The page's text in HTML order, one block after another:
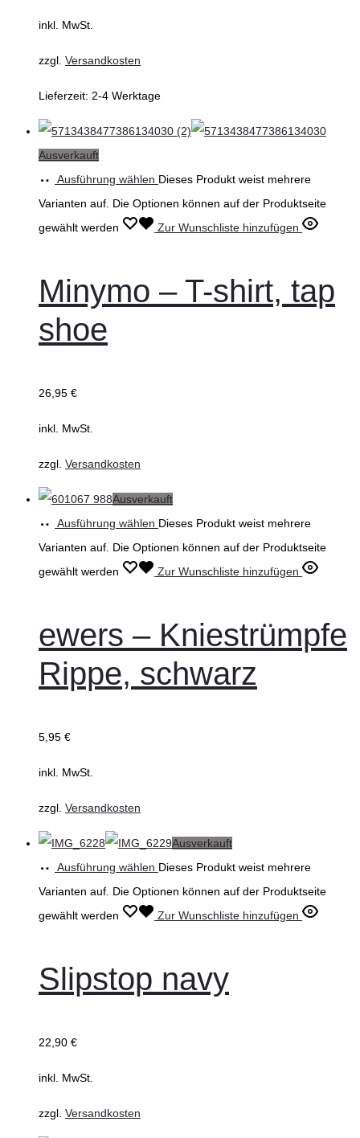
inkl. MwSt.
zzgl. Versandkosten
Lieferzeit: 2-4 Werktage
Ausverkauft
Ausführung wählen Dieses Produkt weist mehrere
Varianten auf. Die Optionen können auf der Produktseite
gewählt werden
Zur Wunschliste hinzufügen
Minymo – T-shirt, tap
shoe
26,95 €
inkl. MwSt.
zzgl. Versandkosten
Ausverkauft
Ausführung wählen Dieses Produkt weist mehrere
Varianten auf. Die Optionen können auf der Produktseite
gewählt werden
Zur Wunschliste hinzufügen
ewers – Kniestrümpfe
Rippe, schwarz
5,95 €
inkl. MwSt.
zzgl. Versandkosten
Ausverkauft
Ausführung wählen Dieses Produkt weist mehrere
Varianten auf. Die Optionen können auf der Produktseite
gewählt werden
Zur Wunschliste hinzufügen
Slipstop navy
22,90 €
inkl. MwSt.
zzgl. Versandkosten